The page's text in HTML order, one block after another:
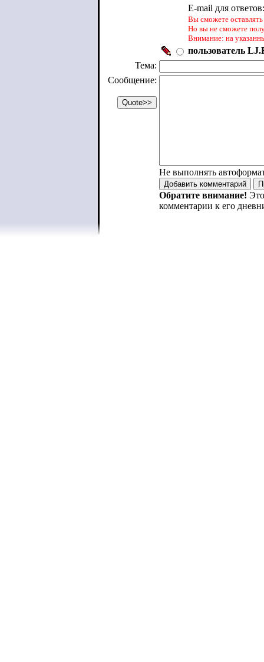
E-mail для
Вы сможете
Но вы не сможете
Внимание: на
пользователь
Тема:
Сообщение:
Не выполнять
Обратите внимание!
комментарии к его